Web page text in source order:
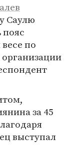
Саулю
пояс
по
за 45
выступал